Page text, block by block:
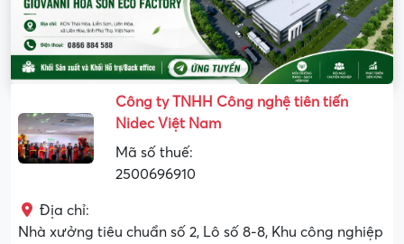
Công ty TNHH Công nghệ tiên tiến
Nidec Việt Nam
Mã số thuế:
2500696910
Địa chỉ:
Nhà xưởng tiêu chuẩn số 2, Lô số 8-8, Khu công nghiệp